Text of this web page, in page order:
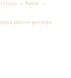
Pornic
piscine prestige